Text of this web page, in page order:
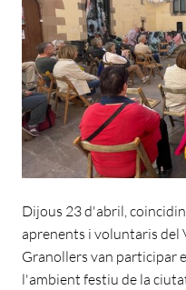
Dijous 23 d'abril,
aprenents i voluntaris del
Granollers van participar
l'ambient festiu de la